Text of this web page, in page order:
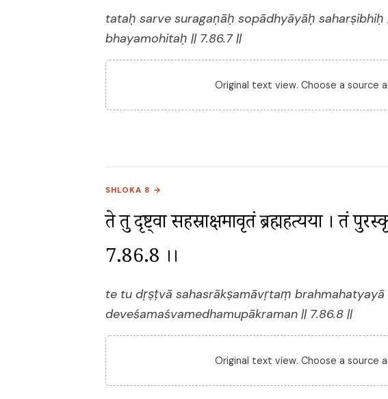
tataḥ sarve suragaṇāḥ sopādhyāyāḥ
bhayamohitaḥ || 7.86.7 ||
Original text view. Choose a source
SHLOKA 8 →
ते तु दृष्ट्वा सहस्राक्षमावृतं ब्रह्महत्यया । तं
7.86.8 ।।
te tu dṛṣṭvā sahasrākṣamāvṛtaṃ
deveśamaśvamedhamupākraman || 7.86.8 ||
Original text view. Choose a source